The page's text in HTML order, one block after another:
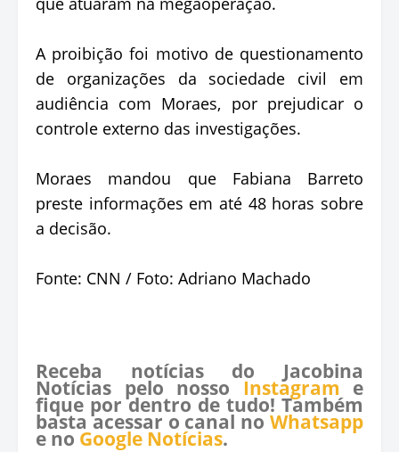
A proibição foi motivo de questionamento
de organizações da sociedade civil em
audiência com Moraes, por prejudicar o
controle externo das investigações.
Moraes mandou que Fabiana Barreto
preste informações em até 48 horas sobre
a decisão.
Fonte: CNN / Foto: Adriano Machado
Receba notícias do Jacobina
Notícias pelo nosso Instagram e
fique por dentro de tudo! Também
basta acessar o canal no Whatsapp
e no Google Notícias.